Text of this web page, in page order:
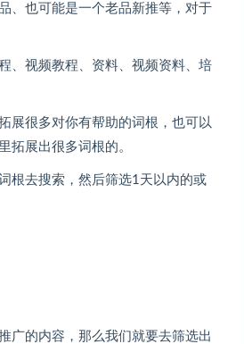
、也可能是一个老品新推等，对于
、视频教程、资料、视频资料、培
展很多对你有帮助的词根，也可以
拓展出很多词根的。
根去搜索，然后筛选1天以内的或
广的内容，那么我们就要去筛选出